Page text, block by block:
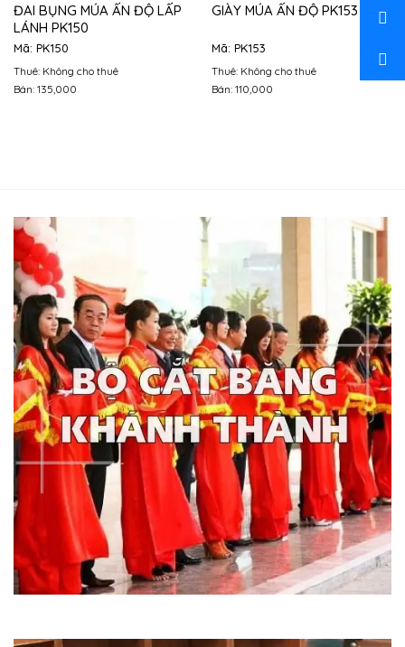
ĐAI BỤNG MÚA ẤN ĐỘ LẤP
LÁNH PK150
Mã: PK150
Thuê: Không cho thuê
Bán: 135,000
GIÀY MÚA ẤN ĐỘ PK153
Mã: PK153
Thuê: Không cho thuê
Bán: 110,000